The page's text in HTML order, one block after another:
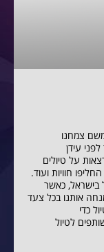
צמחנו
עידן
על טיולים
חוויות ועוד.
בישראל, כאשר
אותנו בכל צעד
כדי
לטיול